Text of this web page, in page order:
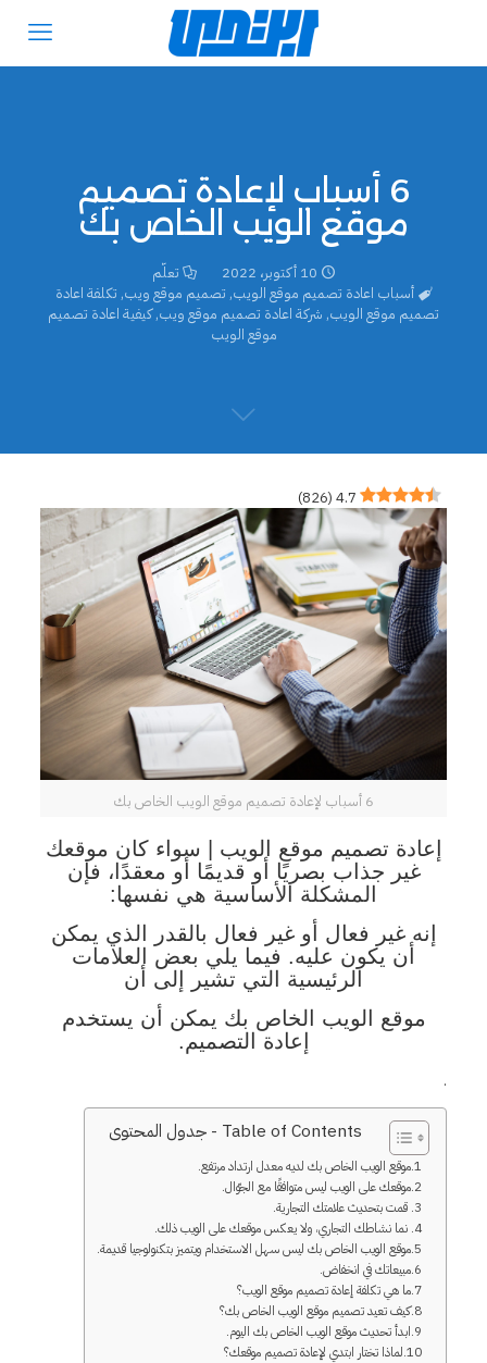
6 أسباب لإعادة تصميم
موقع الويب الخاص بك
10 أكتوبر، 2022
تعلّم
أسباب اعادة تصميم موقع الويب, تصميم موقع ويب, تكلفة اعادة
تصميم موقع الويب, شركة اعادة تصميم موقع ويب,كيفية اعادة تصميم
موقع الويب
4.7
(
826
)
6 أسباب لإعادة تصميم موقع الويب الخاص بك
إعادة تصميم موقع الويب | سواء كان موقعك
غير جذاب بصريًا أو قديمًا أو معقدًا، فإن
المشكلة الأساسية هي نفسها:
إنه غير فعال أو غير فعال بالقدر الذي يمكن
أن يكون عليه. فيما يلي بعض العلامات
الرئيسية التي تشير إلى أن
موقع الويب الخاص بك يمكن أن يستخدم
إعادة التصميم.
.
Table of Contents - جدول المحتوى
موقع الويب الخاص بك لديه معدل ارتداد مرتفع.
موقعك على الويب ليس متوافقًا مع الجوّال.
قمت بتحديث علامتك التجارية.
نما نشاطك التجاري، ولا يعكس موقعك على الويب ذلك.
موقع الويب الخاص بك ليس سهل الاستخدام ويتميز بتكنولوجيا قديمة.
مبيعاتك في انخفاض.
ما هي تكلفة إعادة تصميم موقع الويب؟
كيف تعيد تصميم موقع الويب الخاص بك؟
ابدأ تحديث موقع الويب الخاص بك اليوم.
لماذا تختار ابتدي لإعادة تصميم موقعك؟